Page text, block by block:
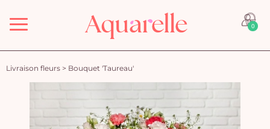
Menu 0
Livraison fleurs > Bouquet 'Taureau'